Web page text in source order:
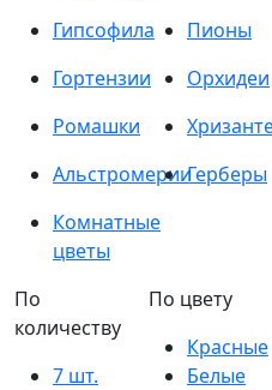
Гипсофила
Пионы
Гортензии
Орхидеи
Ромашки
АльстромерииГерберы
Комнатные
цветы
По
количеству
7 шт.
По цвету
Красные
Белые